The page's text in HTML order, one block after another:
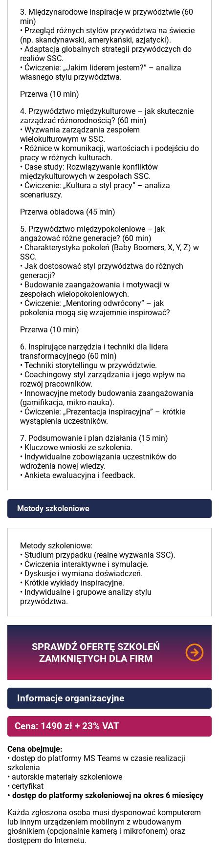
3. Międzynarodowe inspiracje w przywództwie (60
min)
• Przegląd różnych stylów przywództwa na świecie
(np. skandynawski, amerykański, azjatycki).
• Adaptacja globalnych strategii przywódczych do
realiów SSC.
• Ćwiczenie: „Jakim liderem jestem?” – analiza
własnego stylu przywództwa.
Przerwa (10 min)
4. Przywództwo międzykulturowe – jak skutecznie
zarządzać różnorodnością? (60 min)
• Wyzwania zarządzania zespołem
wielokulturowym w SSC.
• Różnice w komunikacji, wartościach i podejściu do
pracy w różnych kulturach.
• Case study: Rozwiązywanie konfliktów
międzykulturowych w zespołach SSC.
• Ćwiczenie: „Kultura a styl pracy” – analiza
scenariuszy.
Przerwa obiadowa (45 min)
5. Przywództwo międzypokoleniowe – jak
angażować różne generacje? (60 min)
• Charakterystyka pokoleń (Baby Boomers, X, Y, Z) w
SSC.
• Jak dostosować styl przywództwa do różnych
generacji?
• Budowanie zaangażowania i motywacji w
zespołach wielopokoleniowych.
• Ćwiczenie: „Mentoring odwrócony” – jak
pokolenia mogą się wzajemnie inspirować?
Przerwa (10 min)
6. Inspirujące narzędzia i techniki dla lidera
transformacyjnego (60 min)
• Techniki storytellingu w przywództwie.
• Coachingowy styl zarządzania i jego wpływ na
rozwój pracowników.
• Innowacyjne metody budowania zaangażowania
(gamifikacja, mikro-nauka).
• Ćwiczenie: „Prezentacja inspiracyjna” – krótkie
wystąpienia uczestników.
7. Podsumowanie i plan działania (15 min)
• Kluczowe wnioski ze szkolenia.
• Indywidualne zobowiązania uczestników do
wdrożenia nowej wiedzy.
• Ankieta ewaluacyjna i feedback.
Metody szkoleniowe
Metody szkoleniowe:
• Studium przypadku (realne wyzwania SSC).
• Ćwiczenia interaktywne i symulacje.
• Dyskusje i wymiana doświadczeń.
• Krótkie wykłady inspiracyjne.
• Indywidualne i grupowe analizy stylu
przywództwa.
SPRAWDŹ OFERTĘ SZKOLEŃ
ZAMKNIĘTYCH DLA FIRM
Informacje organizacyjne
Cena: 1490 zł + 23% VAT
Cena obejmuje:
• dostęp do platformy MS Teams w czasie realizacji
szkolenia
• autorskie materiały szkoleniowe
• certyfikat
• dostęp do platformy szkoleniowej na okres 6 miesięcy
Każda zgłoszona osoba musi dysponować komputerem
lub innym urządzeniem mobilnym z wbudowanym
głośnikiem (opcjonalnie kamerą i mikrofonem) oraz
dostępem do Internetu.